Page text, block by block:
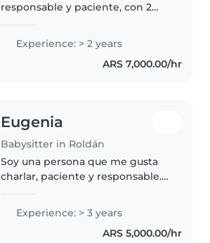
responsable y paciente, con 2
cuidado de niños de todas las
edades. Me encanta dibujar, leer
cuentos, hacer manualidades..
Experience: > 2 years
ARS 7,000.00/hr
Eugenia
Babysitter in Roldán
Soy una persona que me gusta
charlar, paciente y responsable.
cuidando bebés y niños en edad
escolar. Tengo mi propio coche y
licencia de conducir, lo que..
Experience: > 3 years
ARS 5,000.00/hr